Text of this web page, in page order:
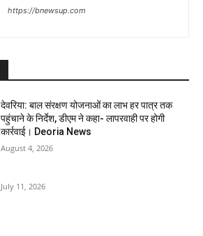
https://bnewsup.com
देवरिया: बाल संरक्षण योजनाओं का लाभ हर पात्र तक
पहुंचाने के निर्देश, डीएम ने कहा- लापरवाही पर होगी
कार्रवाई। Deoria News
August 4, 2026
July 11, 2026